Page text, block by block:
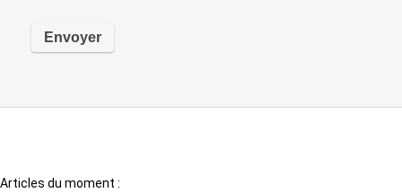
Articles du moment :